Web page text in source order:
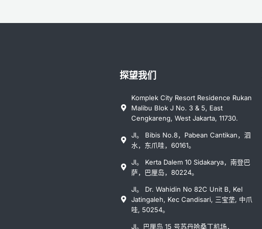
探望我们
Komplek City Resort Residence Rukan
Malibu Blok J No. 3 & 5, East
Cengkareng, West Jakarta, 11730.
Jl。 Bibis No.8，Pabean Cantikan，泗
水，东爪哇，60161。
Jl。 Kerta Dalem 10 Sidakarya，南登巴
萨，巴厘岛，80224。
Jl。 Dr. Wahidin No 82C Unit B, Kel
Jatingaleh, Kec Candisari, 三宝垄, 中爪
哇, 50254。
Jl。巴厘岛 15 号苏丹哈桑丁机场，